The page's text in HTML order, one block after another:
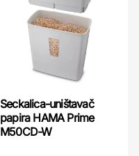
Seckalica-uništavač
papira HAMA Prime
M50CD-W